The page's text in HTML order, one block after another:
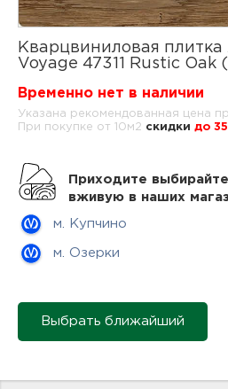
Кварцвиниловая
Voyage 47311 Rustic Oak
Временно нет в наличии
Указана рекомендованная цена
При покупке от 10м2 cкидки до
Приходите выбирайте
вживую в наших
м. Купчино
м. Озерки
Выбрать ближайший